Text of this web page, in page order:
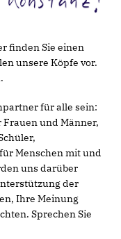
finden Sie einen
unsere Köpfe vor.
für alle sein:
und Männer,
Menschen mit und
uns darüber
der
Ihre Meinung
Sprechen Sie